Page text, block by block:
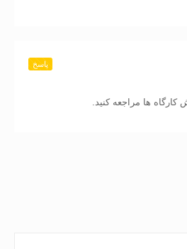
ها مراجعه کنید.
پاسخ